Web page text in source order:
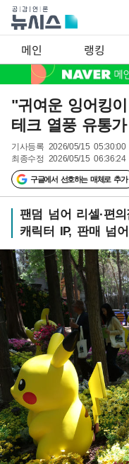
메인 랭킹
"귀여운 잉어킹
테크 열풍 유통
기사등록 2026/05/15 05:30:00
최종수정 2026/05/15 06:36:24
구글에서 선호하는 매체로 추가
팬덤 넘어 리셀·편
캐릭터 IP, 판매 넘